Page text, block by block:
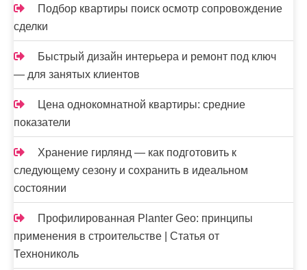
Подбор квартиры поиск осмотр сопровождение
сделки
Быстрый дизайн интерьера и ремонт под ключ
— для занятых клиентов
Цена однокомнатной квартиры: средние
показатели
Хранение гирлянд — как подготовить к
следующему сезону и сохранить в идеальном
состоянии
Профилированная Planter Geo: принципы
применения в строительстве | Статья от
Технониколь